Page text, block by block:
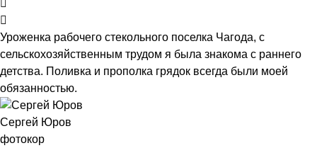
Уроженка рабочего стекольного поселка Чагода, с
сельскохозяйственным трудом я была знакома с раннего
детства. Поливка и прополка грядок всегда были моей
обязанностью.
Сергей Юров
фотокор